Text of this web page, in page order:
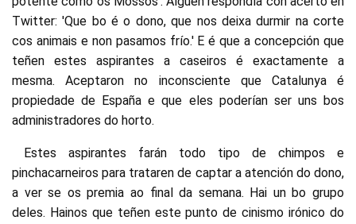
Twitter: 'Que bo é o dono, que nos deixa durmir na corte
cos animais e non pasamos frío.' E é que a concepción que
teñen estes aspirantes a caseiros é exactamente a
mesma. Aceptaron no inconsciente que Catalunya é
propiedade de España e que eles poderían ser uns bos
administradores do horto.
Estes aspirantes farán todo tipo de chimpos e
pinchacarneiros para trataren de captar a atención do dono,
a ver se os premia ao final da semana. Hai un bo grupo
deles. Hainos que teñen este punto de cinismo irónico do